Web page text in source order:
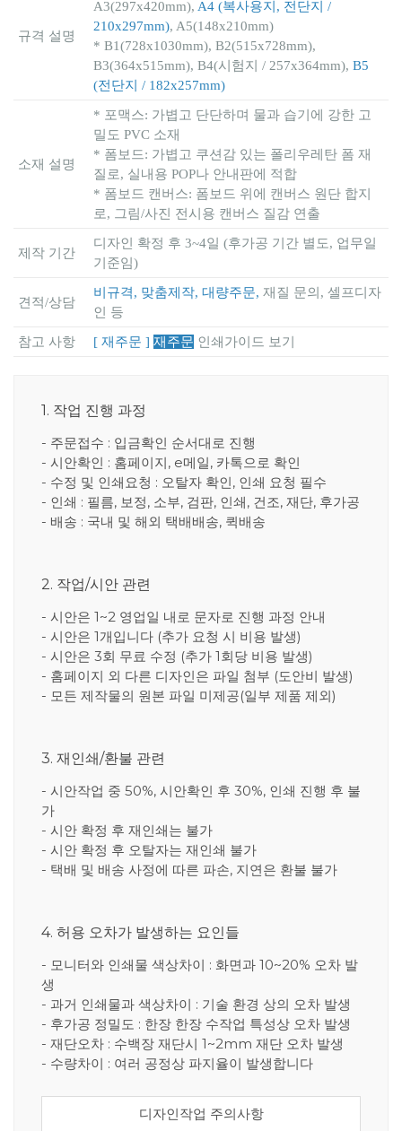
규격 설명
A3(297x420mm), A4 (복사용지, 전단지 /
210x297mm), A5(148x210mm)
* B1(728x1030mm), B2(515x728mm),
B3(364x515mm), B4(시험지 / 257x364mm), B5
(전단지 / 182x257mm)
소재 설명
* 포맥스: 가볍고 단단하며 물과 습기에 강한 고
밀도 PVC 소재
* 폼보드: 가볍고 쿠션감 있는 폴리우레탄 폼 재
질로, 실내용 POP나 안내판에 적합
* 폼보드 캔버스: 폼보드 위에 캔버스 원단 합지
로, 그림/사진 전시용 캔버스 질감 연출
제작 기간
디자인 확정 후 3~4일 (후가공 기간 별도, 업무일
기준임)
견적/상담
비규격, 맞춤제작, 대량주문, 재질 문의, 셀프디자
인 등
참고 사항 [ 재주문 ] 재주문 인쇄가이드 보기
1. 작업 진행 과정
- 주문접수 : 입금확인 순서대로 진행
- 시안확인 : 홈페이지, e메일, 카톡으로 확인
- 수정 및 인쇄요청 : 오탈자 확인, 인쇄 요청 필수
- 인쇄 : 필름, 보정, 소부, 검판, 인쇄, 건조, 재단, 후가공
- 배송 : 국내 및 해외 택배배송, 퀵배송
2. 작업/시안 관련
- 시안은 1~2 영업일 내로 문자로 진행 과정 안내
- 시안은 1개입니다 (추가 요청 시 비용 발생)
- 시안은 3회 무료 수정 (추가 1회당 비용 발생)
- 홈페이지 외 다른 디자인은 파일 첨부 (도안비 발생)
- 모든 제작물의 원본 파일 미제공(일부 제품 제외)
3. 재인쇄/환불 관련
- 시안작업 중 50%, 시안확인 후 30%, 인쇄 진행 후 불
가
- 시안 확정 후 재인쇄는 불가
- 시안 확정 후 오탈자는 재인쇄 불가
- 택배 및 배송 사정에 따른 파손, 지연은 환불 불가
4. 허용 오차가 발생하는 요인들
- 모니터와 인쇄물 색상차이 : 화면과 10~20% 오차 발
생
- 과거 인쇄물과 색상차이 : 기술 환경 상의 오차 발생
- 후가공 정밀도 : 한장 한장 수작업 특성상 오차 발생
- 재단오차 : 수백장 재단시 1~2mm 재단 오차 발생
- 수량차이 : 여러 공정상 파지율이 발생합니다
디자인작업 주의사항